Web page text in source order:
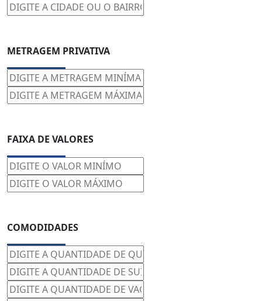
METRAGEM PRIVATIVA
FAIXA DE VALORES
COMODIDADES